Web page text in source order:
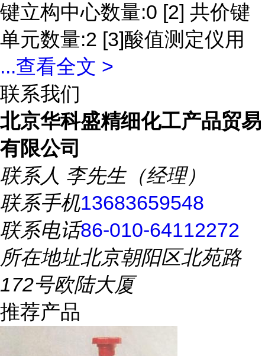
键立构中心数量:0 [2] 共价键
单元数量:2 [3]酸值测定仪用
...查看全文 >
联系我们
北京华科盛精细化工产品贸易
有限公司
联系人 李先生（经理）
联系手机13683659548
联系电话86-010-64112272
所在地址北京朝阳区北苑路
172号欧陆大厦
推荐产品